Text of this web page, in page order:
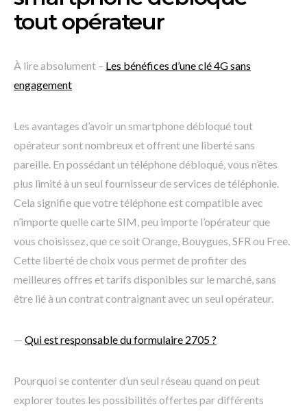
tout opérateur
À lire absolument – Les bénéfices d’une clé 4G sans
engagement
Les avantages d’avoir un smartphone débloqué tout
opérateur sont nombreux et offrent une liberté sans
pareille. En possédant un téléphone débloqué, vous n’êtes
plus limité à un seul fournisseur de services de téléphonie.
Cela signifie que votre téléphone est compatible avec
n’importe quelle carte SIM, peu importe l’opérateur que
vous choisissez, que ce soit Orange, Bouygues, SFR ou Free.
Cette liberté de choix vous permet de profiter des
meilleures offres et tarifs disponibles sur le marché, sans
être lié à un contrat contraignant avec un seul opérateur.
— Qui est responsable du formulaire 2705 ?
Pourquoi se contenter d’un seul réseau quand on peut
explorer toutes les possibilités offertes par différents